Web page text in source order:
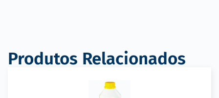
Produtos Relacionados